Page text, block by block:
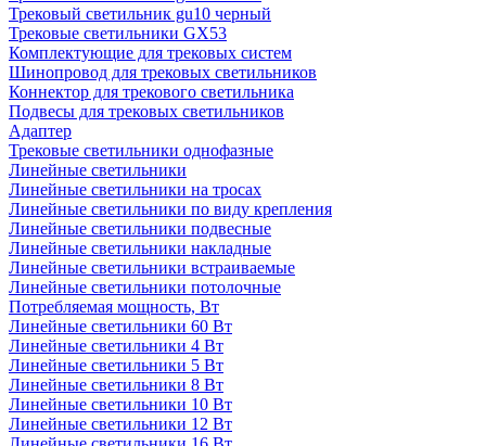
Трековый светильник gu10 черный
Трековые светильники GX53
Комплектующие для трековых систем
Шинопровод для трековых светильников
Коннектор для трекового светильника
Подвесы для трековых светильников
Адаптер
Трековые светильники однофазные
Линейные светильники
Линейные светильники на тросах
Линейные светильники по виду крепления
Линейные светильники подвесные
Линейные светильники накладные
Линейные светильники встраиваемые
Линейные светильники потолочные
Потребляемая мощность, Вт
Линейные светильники 60 Вт
Линейные светильники 4 Вт
Линейные светильники 5 Вт
Линейные светильники 8 Вт
Линейные светильники 10 Вт
Линейные светильники 12 Вт